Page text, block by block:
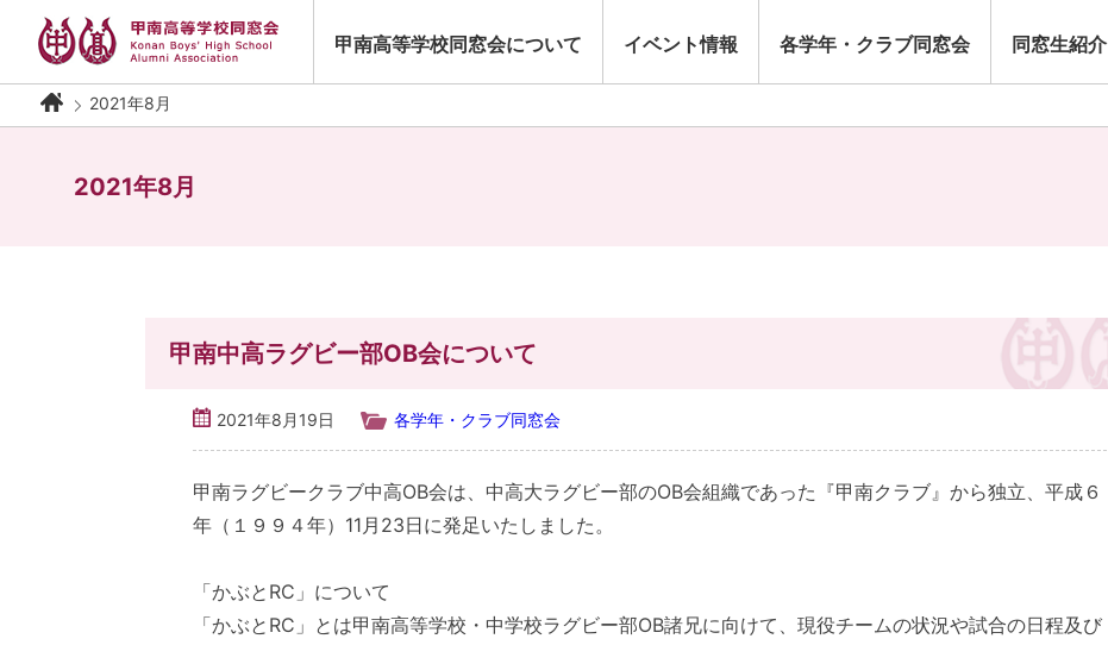
content
甲南高等学校同窓会について イベント情報 各学年・クラブ同窓会 同窓生紹介
2021年8月
2021年8月
甲南中高ラグビー部OB会について
2021年8月19日 各学年・クラブ同窓会
甲南ラグビークラブ中高OB会は、中高大ラグビー部のOB会組織であった『甲南クラブ』から独立、平成６
年（１９９４年）11月23日に発足いたしました。
「かぶとRC」について
「かぶとRC」とは甲南高等学校・中学校ラグビー部OB諸兄に向けて、現役チームの状況や試合の日程及び